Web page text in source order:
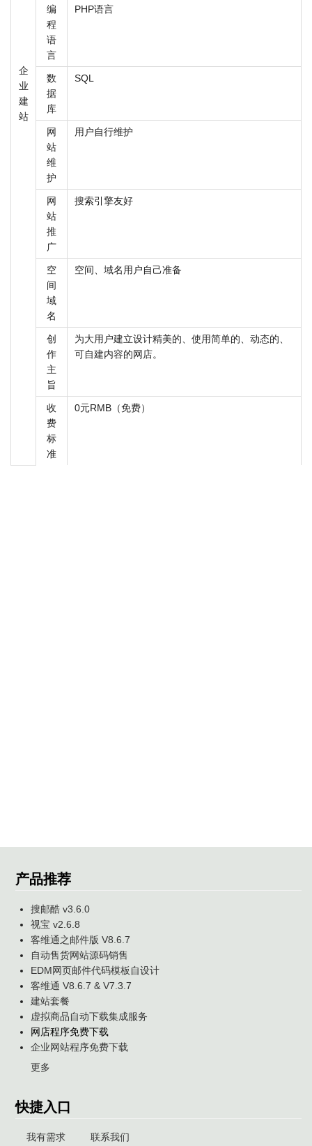
企
业
建
站
编
程
语
言
PHP语言
数
据
库
SQL
网
站
维
护
用户自行维护
网
站
推
广
搜索引擎友好
空
间
域
名
空间、域名用户自己准备
创
作
主
旨
为大用户建立设计精美的、使用简单的、动态的、
可自建内容的网店。
收
费
标
准
0元RMB（免费）
产品推荐
搜邮酷 v3.6.0
视宝 v2.6.8
客维通之邮件版 V8.6.7
自动售货网站源码销售
EDM网页邮件代码模板自设计
客维通 V8.6.7 & V7.3.7
建站套餐
虚拟商品自动下载集成服务
网店程序免费下载
企业网站程序免费下载
更多
快捷入口
我有需求
联系我们